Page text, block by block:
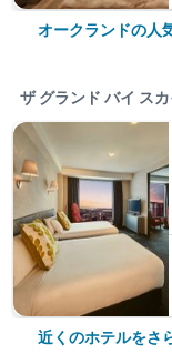
オークランドの人
ザ グランド バイ ス
近くのホテルをさ